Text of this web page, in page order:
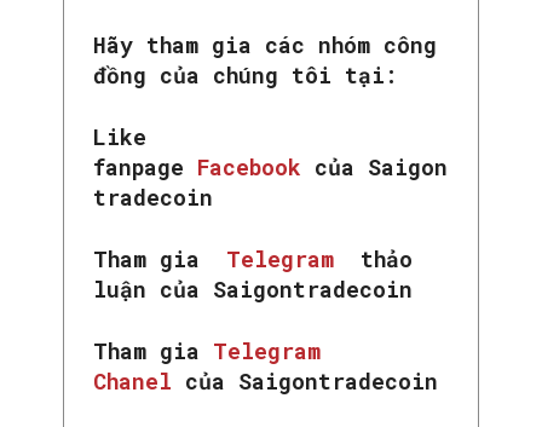
Hãy tham gia các nhóm công
đồng của chúng tôi tại:
Like
fanpage Facebook của Saigon
tradecoin
Tham gia Telegram
thảo
luận của Saigontradecoin
Tham gia Telegram
Chanel của Saigontradecoin